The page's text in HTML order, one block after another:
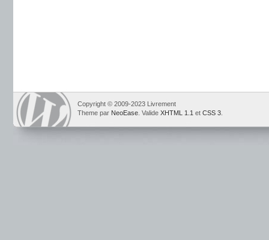
Copyright © 2009-2023 Livrement
Theme par NeoEase . Valide XHTML 1.1 et CSS 3